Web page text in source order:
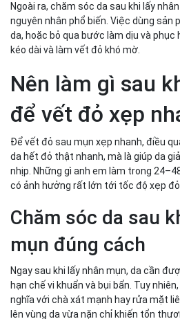
Ngoài ra, chăm sóc da sau khi lấy
nguyên nhân phổ biến. Việc dùng sản
da, hoặc bỏ qua bước làm dịu và phục
kéo dài và làm vết đỏ khó mờ.
Nên làm gì sau
để vết đỏ xẹp
Để vết đỏ sau mụn xẹp nhanh, điều
da hết đỏ thật nhanh, mà là giúp da
nhịp. Những gì anh em làm trong
có ảnh hưởng rất lớn tới tốc độ xẹp
Chăm sóc da sau
mụn đúng cách
Ngay sau khi lấy nhân mụn, da cần
hạn chế vi khuẩn và bụi bẩn. Tuy
nghĩa với chà xát mạnh hay rửa mặt
lên vùng da vừa nặn chỉ khiến tổn